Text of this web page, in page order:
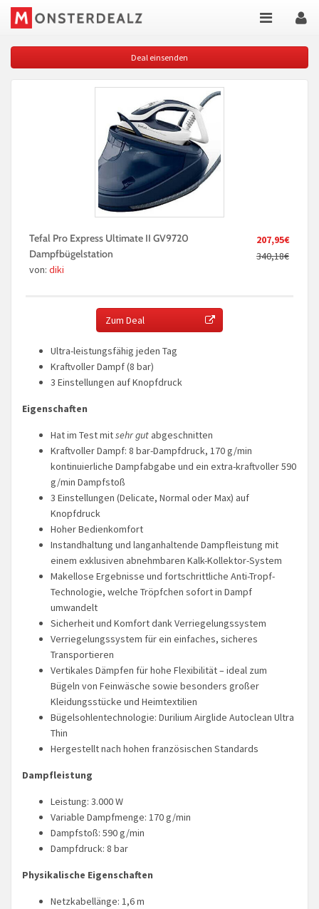
Deal einsenden
207,95€
340,18€
Tefal Pro Express Ultimate II GV9720
Dampfbügelstation
von: diki
Zum Deal
Ultra-leistungsfähig jeden Tag
Kraftvoller Dampf (8 bar)
3 Einstellungen auf Knopfdruck
Eigenschaften
Hat im Test mitsehr gut abgeschnitten
Kraftvoller Dampf: 8 bar-Dampfdruck, 170 g/min
kontinuierliche Dampfabgabe und ein extra-kraftvoller 590
g/min Dampfstoß
3 Einstellungen (Delicate, Normal oder Max) auf
Knopfdruck
Hoher Bedienkomfort
Instandhaltung und langanhaltende Dampfleistung mit
einem exklusiven abnehmbaren Kalk-Kollektor-System
Makellose Ergebnisse und fortschrittliche Anti-Tropf-
Technologie, welche Tröpfchen sofort in Dampf
umwandelt
Sicherheit und Komfort dank Verriegelungssystem
Verriegelungssystem für ein einfaches, sicheres
Transportieren
Vertikales Dämpfen für hohe Flexibilität – ideal zum
Bügeln von Feinwäsche sowie besonders großer
Kleidungsstücke und Heimtextilien
Bügelsohlentechnologie: Durilium Airglide Autoclean Ultra
Thin
Hergestellt nach hohen französischen Standards
Dampfleistung
Leistung: 3.000 W
Variable Dampfmenge: 170 g/min
Dampfstoß: 590 g/min
Dampfdruck: 8 bar
Physikalische Eigenschaften
Netzkabellänge: 1,6 m